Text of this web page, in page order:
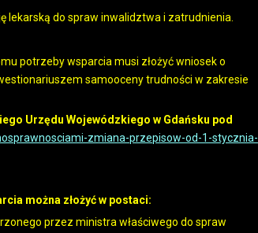
lekarską do spraw inwalidztwa i zatrudnienia.
potrzeby wsparcia musi złożyć wniosek o
samooceny trudności w zakresie
Urzędu Wojewódzkiego w Gdańsku pod
zmiana-przepisow-od-1-stycznia-
można złożyć w postaci:
przez ministra właściwego do spraw